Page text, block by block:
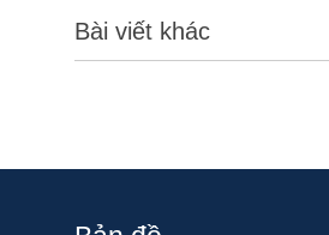
Bài viết khác